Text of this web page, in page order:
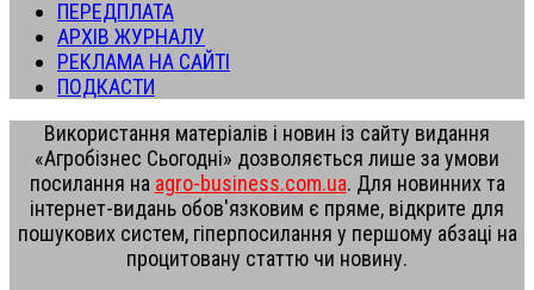
ПЕРЕДПЛАТА
АРХІВ ЖУРНАЛУ
РЕКЛАМА НА САЙТІ
ПОДКАСТИ
Використання матеріалів і новин із сайту видання
«Агробізнес Сьогодні» дозволяється лише за умови
посилання на agro-business.com.ua. Для новинних та
інтернет-видань обов'язковим є пряме, відкрите для
пошукових систем, гіперпосилання у першому абзаці на
процитовану статтю чи новину.